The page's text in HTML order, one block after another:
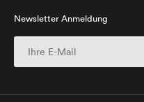
Newsletter Anmeldung